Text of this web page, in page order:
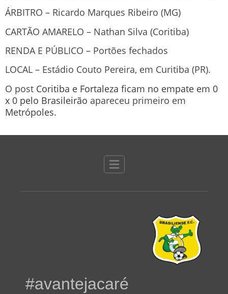
ÁRBITRO – Ricardo Marques Ribeiro (MG)
CARTÃO AMARELO – Nathan Silva (Coritiba)
RENDA E PÚBLICO – Portões fechados
LOCAL – Estádio Couto Pereira, em Curitiba (PR).
O post Coritiba e Fortaleza ficam no empate em 0
x 0 pelo Brasileirão apareceu primeiro em
Metrópoles.
#avantejacaré